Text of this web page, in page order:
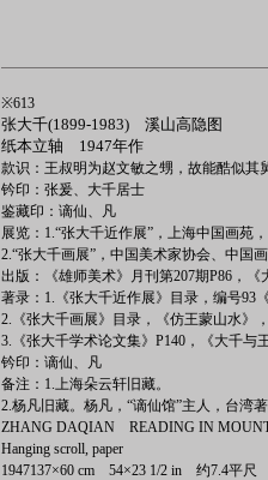
※613
张大千(1899-1983) 溪山高隐图
纸本立轴 1947年作
款识：王叔明为赵文敏之甥，故能酷似其
钤印：张爰、大千居士
鉴藏印：谪仙、凡
展览：1.“张大千近作展”，上海中国画苑，
2.“张大千画展”，中国美术家协会、中国
出版：《雄师美术》月刊第207期P86，《
著录：1.《张大千近作展》目录，编号93
2.《张大千画展》目录，《仿王蒙山水》，
3.《张大千学术论文集》P140，《大千与
钤印：谪仙、凡
备注：1.上海朵云轩旧藏。
2.杨凡旧藏。杨凡，“谪仙馆”主人，台湾
ZHANG DAQIAN READING IN
Hanging scroll, paper
1947137×60 cm 54×23 1/2 in 约7.4平尺